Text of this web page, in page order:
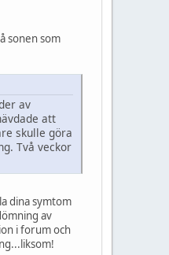
sonen som
av
att
skulle göra
Två veckor
dina symtom
av
i forum och